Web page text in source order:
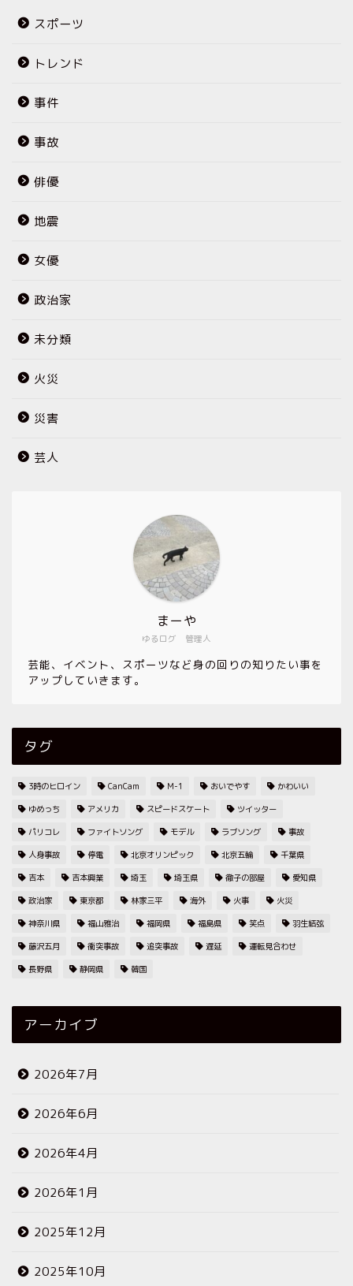
スポーツ
トレンド
事件
事故
俳優
地震
女優
政治家
未分類
火災
災害
芸人
ゆるログ 管理人
まーや
芸能、イベント、スポーツなど身の回りの知りたい事を
アップしていきます。
タグ
3時のヒロイン CanCam M-1 おいでやす かわいい
ゆめっち アメリカ スピードスケート ツイッター
パリコレ ファイトソング モデル ラブソング 事故
人身事故 停電 北京オリンピック 北京五輪 千葉県
吉本 吉本興業 埼玉 埼玉県 徹子の部屋 愛知県
政治家 東京都 林家三平 海外 火事 火災
神奈川県 福山雅治 福岡県 福島県 笑点 羽生結弦
藤沢五月 衝突事故 追突事故 遅延 運転見合わせ
長野県 静岡県 韓国
アーカイブ
2026年7月
2026年6月
2026年4月
2026年1月
2025年12月
2025年10月